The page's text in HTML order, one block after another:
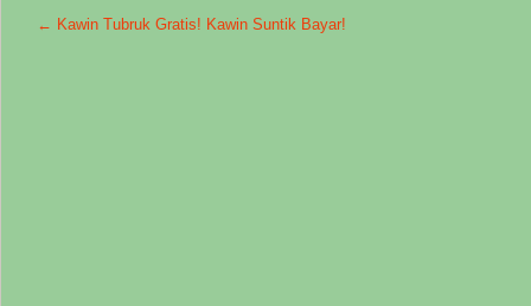
← Kawin Tubruk Gratis! Kawin Suntik Bayar!